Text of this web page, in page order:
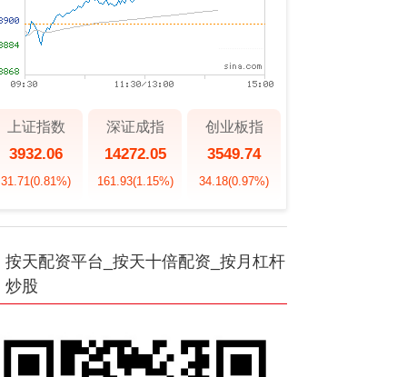
上证指数
3932.06
31.71(0.81%)
深证成指
14272.05
161.93(1.15%)
创业板指
3549.74
34.18(0.97%)
按天配资平台_按天十倍配资_按月杠杆
炒股